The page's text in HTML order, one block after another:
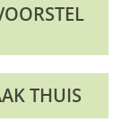
THUIS